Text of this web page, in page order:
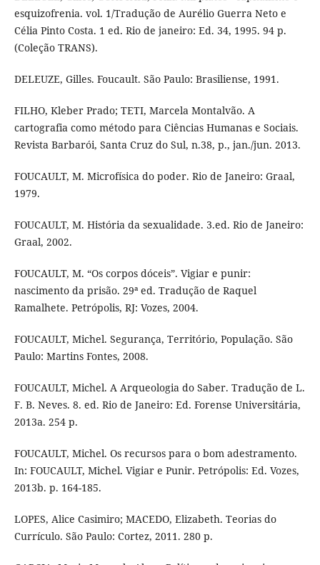
esquizofrenia. vol. 1/Tradução de Aurélio Guerra Neto e
Célia Pinto Costa. 1 ed. Rio de janeiro: Ed. 34, 1995. 94 p.
(Coleção TRANS).
DELEUZE, Gilles. Foucault. São Paulo: Brasiliense, 1991.
FILHO, Kleber Prado; TETI, Marcela Montalvão. A
cartografia como método para Ciências Humanas e Sociais.
Revista Barbarói, Santa Cruz do Sul, n.38, p., jan./jun. 2013.
FOUCAULT, M. Microfísica do poder. Rio de Janeiro: Graal,
1979.
FOUCAULT, M. História da sexualidade. 3.ed. Rio de Janeiro:
Graal, 2002.
FOUCAULT, M. “Os corpos dóceis”. Vigiar e punir:
nascimento da prisão. 29ª ed. Tradução de Raquel
Ramalhete. Petrópolis, RJ: Vozes, 2004.
FOUCAULT, Michel. Segurança, Território, População. São
Paulo: Martins Fontes, 2008.
FOUCAULT, Michel. A Arqueologia do Saber. Tradução de L.
F. B. Neves. 8. ed. Rio de Janeiro: Ed. Forense Universitária,
2013a. 254 p.
FOUCAULT, Michel. Os recursos para o bom adestramento.
In: FOUCAULT, Michel. Vigiar e Punir. Petrópolis: Ed. Vozes,
2013b. p. 164-185.
LOPES, Alice Casimiro; MACEDO, Elizabeth. Teorias do
Currículo. São Paulo: Cortez, 2011. 280 p.